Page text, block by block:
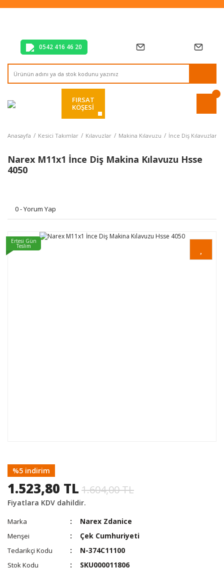
Tüm Alışverişlerde Vade Farksız 2 Taksit!
0542 416 46 20
FIRSAT
KÖŞESİ
Anasayfa Kesici Takımlar Kılavuzlar Makina Kılavuzu İnce Diş Kılavuzlar
Narex M11x1 İnce Diş Makina Kılavuzu Hsse
4050
0 - Yorum Yap
Ertesi Gün
Teslim
%5 indirim
1.523,80 TL 1.604,00 TL
Fiyatlara KDV dahildir.
Marka Narex Zdanice
Menşei Çek Cumhuriyeti
Tedarikçi Kodu N-374C11100
Stok Kodu SKU000011806